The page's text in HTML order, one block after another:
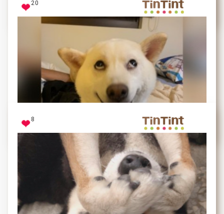
每次去公園都急速奔跑的樣子，超級口愛
20
8